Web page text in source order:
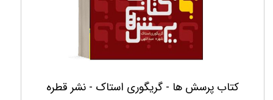
کتاب پرسش ها - گریگوری استاک - نشر قطره